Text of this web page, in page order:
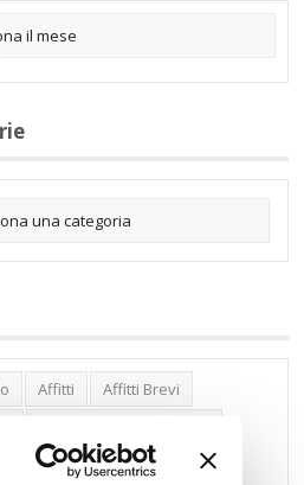
Affitti
Affitti Brevi
Woolwich
Bilocali